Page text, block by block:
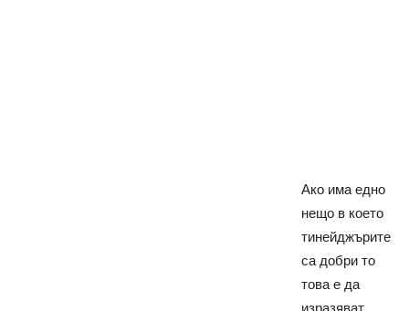
Ако има едно
нещо в което
тинейджърите
са добри то
това е да
изразяват